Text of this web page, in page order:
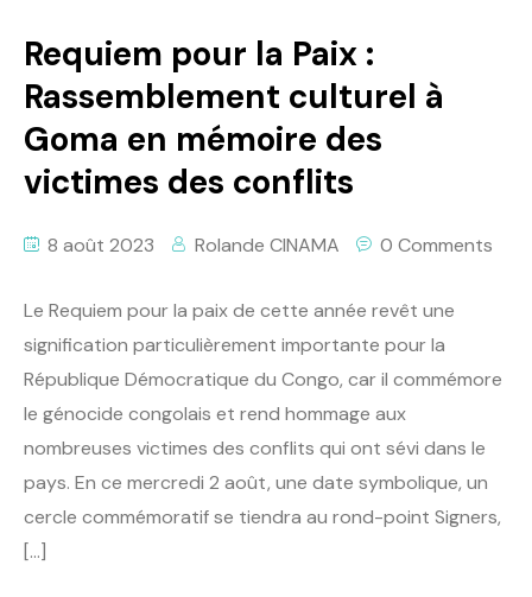
Technologies
Entreprenariat
Requiem pour la Paix :
Rassemblement culturel à
Goma en mémoire des
victimes des conflits
8 août 2023 Rolande CINAMA 0 Comments
Le Requiem pour la paix de cette année revêt une
signification particulièrement importante pour la
République Démocratique du Congo, car il commémore
le génocide congolais et rend hommage aux
nombreuses victimes des conflits qui ont sévi dans le
pays. En ce mercredi 2 août, une date symbolique, un
cercle commémoratif se tiendra au rond-point Signers,
[…]